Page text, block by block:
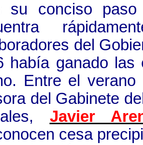
su conciso
del
había ganado las
Entre el
del Gabinete
Javier
cesa